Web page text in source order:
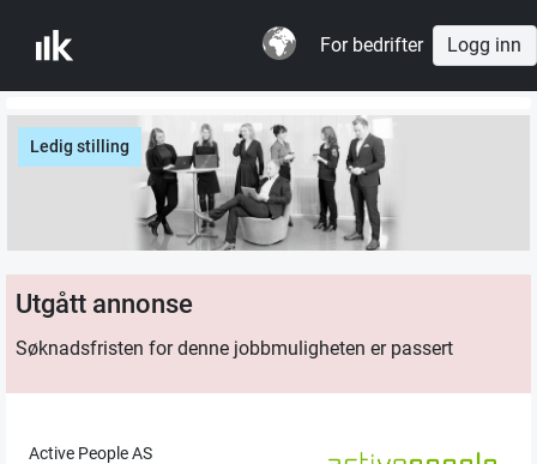
For bedrifter Logg inn
Ledig stilling
Utgått annonse
Søknadsfristen for denne jobbmuligheten er passert
Active People AS